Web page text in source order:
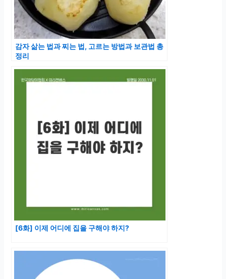
감자 삶는 법과 찌는 법, 고르는 방법과 보관법 총
정리
[6화] 이제 어디에 집을 구해야 하지?